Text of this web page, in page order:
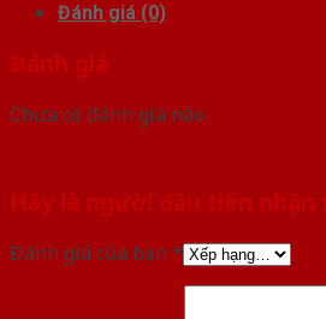
Đánh giá (0)
Đánh giá
Chưa có đánh giá nào.
Hãy là người đầu tiên nhận
Đánh giá của bạn *